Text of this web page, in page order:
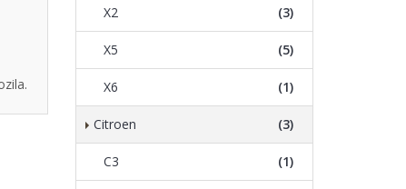
X2 (3)
X5 (5)
X6 (1)
Citroen (3)
C3 (1)